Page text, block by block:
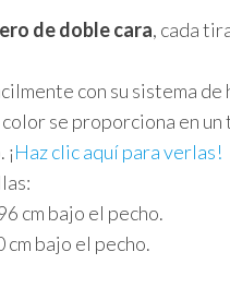
de doble cara, cada
con su sistema
se proporciona en
Haz clic aquí para verlas!
cm bajo el pecho.
cm bajo el pecho.